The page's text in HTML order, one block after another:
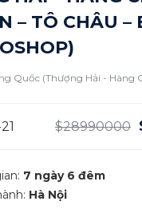
– TÔ CHÂU –
(Thượng Hải - Hàng Châu - Ô
$28990000
7 ngày 6 đêm
Hà Nội